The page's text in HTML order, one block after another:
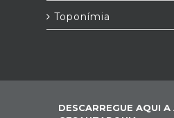
Toponímia
DESCARREGUE AQUI A